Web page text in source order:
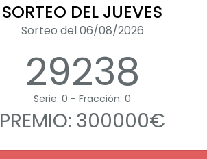
SORTEO DEL JUEVES
Sorteo del 06/08/2026
29238
Serie: 0 - Fracción: 0
PREMIO: 300000€